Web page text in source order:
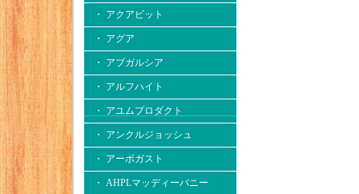
・ アクアビット
・ アグア
・ アブガルシア
・ アルフハイト
・ アユムプロダクト
・ アンクルジョッシュ
・ アーボガスト
・ AHPLマッディーバニー